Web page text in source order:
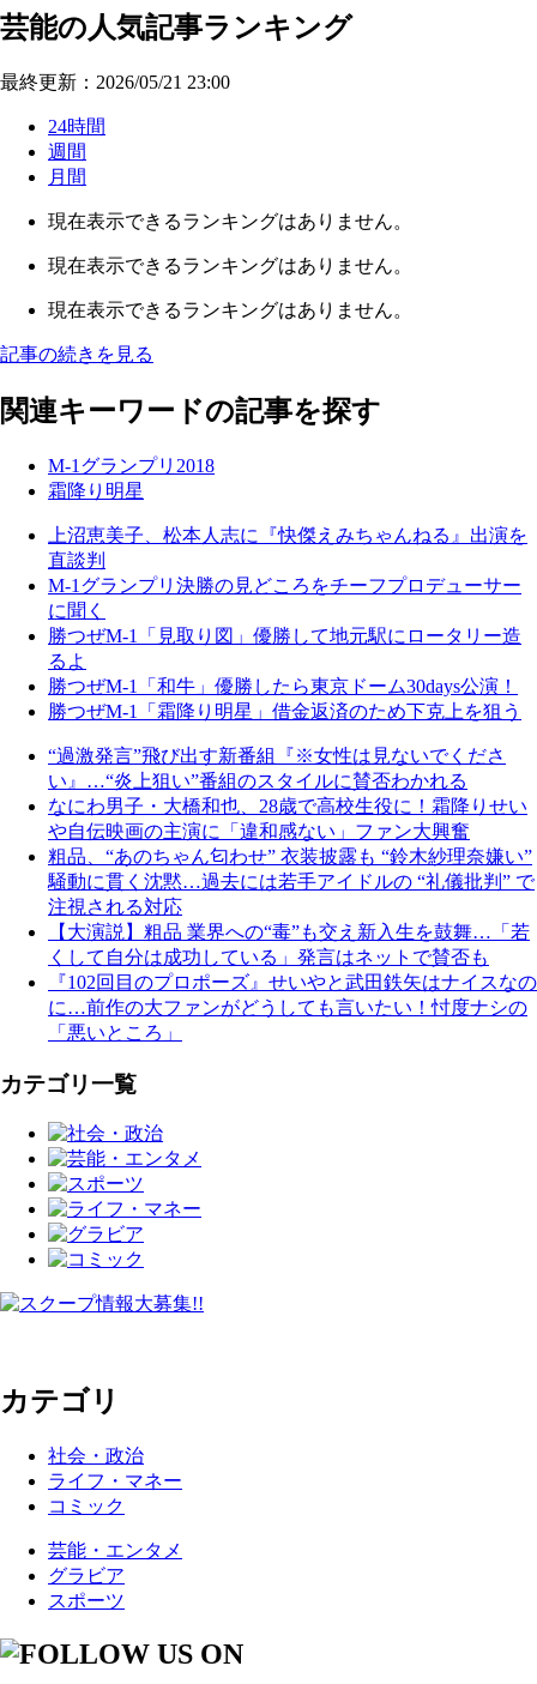
芸能の人気記事ランキング
最終更新：2026/05/21 23:00
24時間
週間
月間
現在表示できるランキングはありません。
現在表示できるランキングはありません。
現在表示できるランキングはありません。
記事の続きを見る
関連キーワードの記事を探す
M-1グランプリ2018
霜降り明星
上沼恵美子、松本人志に『快傑えみちゃんねる』出演を
直談判
M-1グランプリ決勝の見どころをチーフプロデューサー
に聞く
勝つぜM-1「見取り図」優勝して地元駅にロータリー造
るよ
勝つぜM-1「和牛」優勝したら東京ドーム30days公演！
勝つぜM-1「霜降り明星」借金返済のため下克上を狙う
“過激発言”飛び出す新番組『※女性は見ないでくださ
い』…“炎上狙い”番組のスタイルに賛否わかれる
なにわ男子・大橋和也、28歳で高校生役に！霜降りせい
や自伝映画の主演に「違和感ない」ファン大興奮
粗品、“あのちゃん匂わせ” 衣装披露も “鈴木紗理奈嫌い”
騒動に貫く沈黙…過去には若手アイドルの “礼儀批判” で
注視される対応
【大演説】粗品 業界への“毒”も交え新入生を鼓舞…「若
くして自分は成功している」発言はネットで賛否も
『102回目のプロポーズ』せいやと武田鉄矢はナイスなの
に…前作の大ファンがどうしても言いたい！忖度ナシの
「悪いところ」
カテゴリ一覧
カテゴリ
社会・政治
ライフ・マネー
コミック
芸能・エンタメ
グラビア
スポーツ